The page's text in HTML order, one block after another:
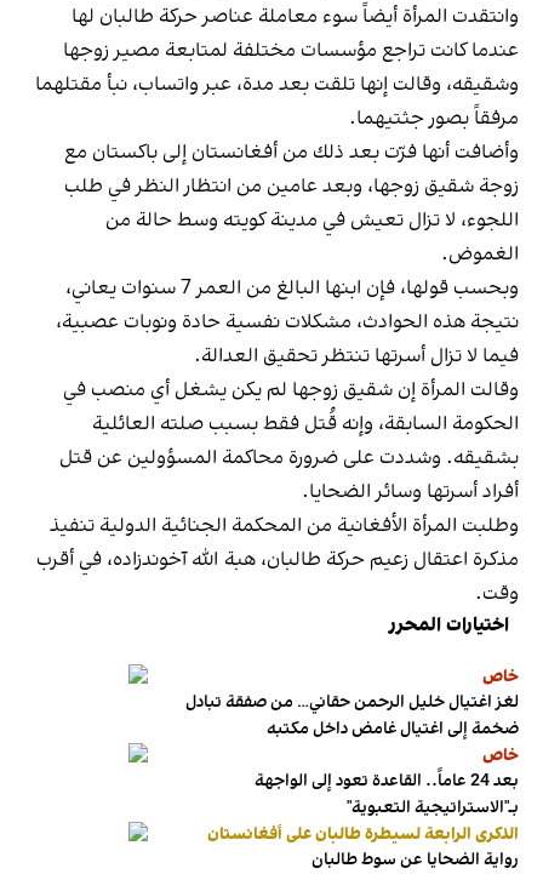
وانتقدت المرأة أيضاً سوء معاملة عناصر حركة طالبان لها
عندما كانت تراجع مؤسسات مختلفة لمتابعة مصير زوجها
وشقيقه، وقالت إنها تلقت بعد مدة، عبر واتساب، نبأ مقتلهما
مرفقاً بصور جثتيهما.
وأضافت أنها فرّت بعد ذلك من أفغانستان إلى باكستان مع
زوجة شقيق زوجها، وبعد عامين من انتظار النظر في طلب
اللجوء، لا تزال تعيش في مدينة كويته وسط حالة من
الغموض.
وبحسب قولها، فإن ابنها البالغ من العمر 7 سنوات يعاني،
نتيجة هذه الحوادث، مشكلات نفسية حادة ونوبات عصبية،
فيما لا تزال أسرتها تنتظر تحقيق العدالة.
وقالت المرأة إن شقيق زوجها لم يكن يشغل أي منصب في
الحكومة السابقة، وإنه قُتل فقط بسبب صلته العائلية
بشقيقه. وشددت على ضرورة محاكمة المسؤولين عن قتل
أفراد أسرتها وسائر الضحايا.
وطلبت المرأة الأفغانية من المحكمة الجنائية الدولية تنفيذ
مذكرة اعتقال زعيم حركة طالبان، هبة الله آخوندزاده، في أقرب
وقت.
اختيارات المحرر
خاص
لغز اغتيال خليل الرحمن حقاني… من صفقة تبادل
ضخمة إلى اغتيال غامض داخل مكتبه
خاص
بعد 24 عاماً.. القاعدة تعود إلى الواجهة
بـ"الاستراتيجية التعبوية"
الذكرى الرابعة لسيطرة طالبان على أفغانستان
رواية الضحايا عن سوط طالبان